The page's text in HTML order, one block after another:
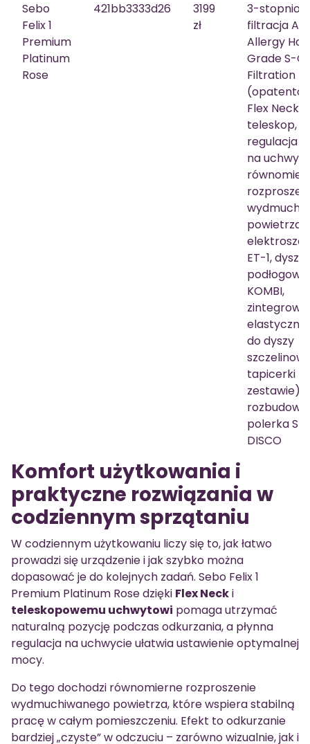
Sebo
Felix 1
Premium
Platinum
Rose
421bb3333d26
3199
zł
3-
filtracja
Allergy
Grade S-
Filtration
Flex Neck,
teleskop,
regulacja
na
powietrza,
ET-1, dysza
podłogowa
KOMBI,
elastyczny
do dyszy
tapicerki
zestawie),
rozbudowa:
polerka
DISCO
Komfort użytkowania i
praktyczne rozwiązania w
codziennym sprzątaniu
W codziennym użytkowaniu liczy się to, jak łatwo
prowadzi się urządzenie i jak szybko można
dopasować je do kolejnych zadań. Sebo Felix 1
Premium Platinum Rose dzięki Flex Necki
teleskopowemu uchwytowi pomaga utrzymać
naturalną pozycję podczas odkurzania, a płynna
regulacja na uchwycie ułatwia ustawienie optymalnej
mocy.
Do tego dochodzi równomierne rozproszenie
wydmuchiwanego powietrza, które wspiera stabilną
pracę w całym pomieszczeniu. Efekt to odkurzanie
bardziej „czyste” w odczuciu – zarówno wizualnie, jak i